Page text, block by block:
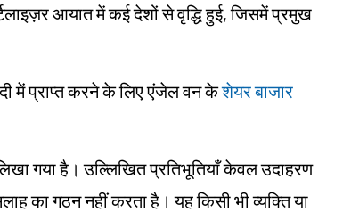
आयात में कई देशों से वृद्धि हुई, जिसमें प्रमुख
में प्राप्त करने के लिए एंजेल वन केशेयर बाजार
गया है। उल्लिखित प्रतिभूतियाँ केवल उदाहरण
का गठन नहीं करता है। यह किसी भी व्यक्ति या